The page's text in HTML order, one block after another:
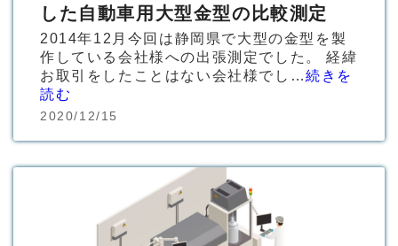
した自動車用大型金型の比較測定
2014年12月今回は静岡県で大型の金型を製
作している会社様への出張測定でした。 経緯
お取引をしたことはない会社様でし…続きを
読む
2020/12/15